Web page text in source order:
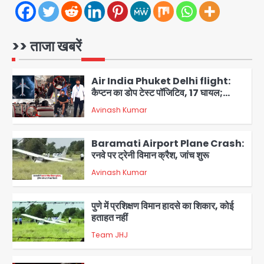
>> ताजा खबरें
1
Parshvanath Building
2
Air India Phuket Delhi flight:
कैप्टन का डोप टेस्ट पॉजिटिव, 17 घायल;
DGCA जांच जारी
Avinash Kumar
3
Baramati Airport Plane Crash:
रनवे पर ट्रेनी विमान क्रैश, जांच शुरू
Avinash Kumar
4
पुणे में प्रशिक्षण विमान हादसे का शिकार, कोई
हताहत नहीं
Team JHJ